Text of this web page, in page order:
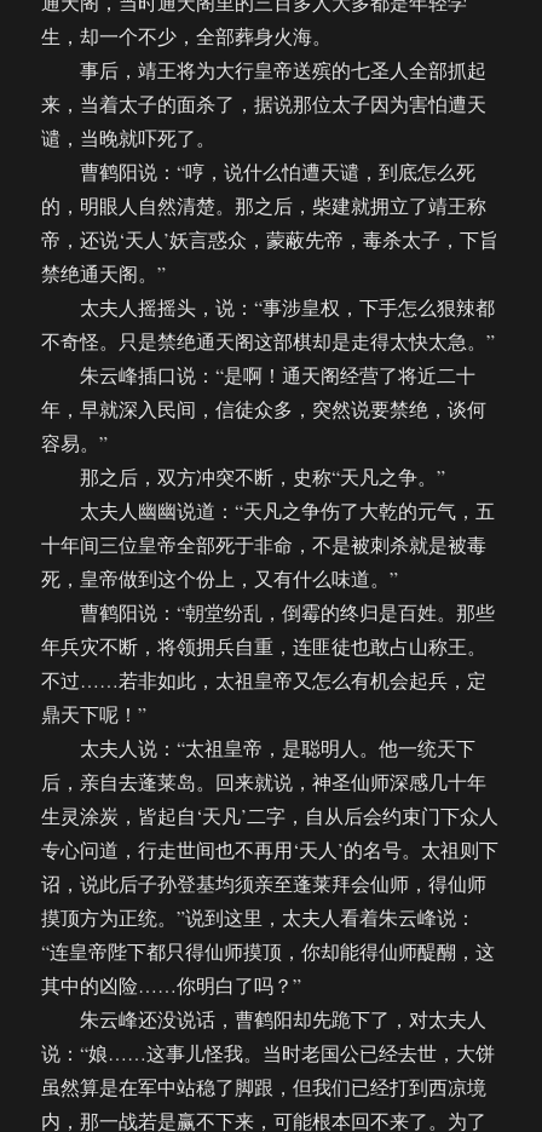
生，却一个不少，全部葬身火海。
事后，靖王将为大行皇帝送殡的七圣人全部抓起
来，当着太子的面杀了，据说那位太子因为害怕遭天
谴，当晚就吓死了。
曹鹤阳说：“哼，说什么怕遭天谴，到底怎么死
的，明眼人自然清楚。那之后，柴建就拥立了靖王称
帝，还说‘天人’妖言惑众，蒙蔽先帝，毒杀太子，下旨
禁绝通天阁。”
太夫人摇摇头，说：“事涉皇权，下手怎么狠辣都
不奇怪。只是禁绝通天阁这部棋却是走得太快太急。”
朱云峰插口说：“是啊！通天阁经营了将近二十
年，早就深入民间，信徒众多，突然说要禁绝，谈何
容易。”
那之后，双方冲突不断，史称“天凡之争。”
太夫人幽幽说道：“天凡之争伤了大乾的元气，五
十年间三位皇帝全部死于非命，不是被刺杀就是被毒
死，皇帝做到这个份上，又有什么味道。”
曹鹤阳说：“朝堂纷乱，倒霉的终归是百姓。那些
年兵灾不断，将领拥兵自重，连匪徒也敢占山称王。
不过……若非如此，太祖皇帝又怎么有机会起兵，定
鼎天下呢！”
太夫人说：“太祖皇帝，是聪明人。他一统天下
后，亲自去蓬莱岛。回来就说，神圣仙师深感几十年
生灵涂炭，皆起自‘天凡’二字，自从后会约束门下众人
专心问道，行走世间也不再用‘天人’的名号。太祖则下
诏，说此后子孙登基均须亲至蓬莱拜会仙师，得仙师
摸顶方为正统。”说到这里，太夫人看着朱云峰说：
“连皇帝陛下都只得仙师摸顶，你却能得仙师醍醐，这
其中的凶险……你明白了吗？”
朱云峰还没说话，曹鹤阳却先跪下了，对太夫人
说：“娘……这事儿怪我。当时老国公已经去世，大饼
虽然算是在军中站稳了脚跟，但我们已经打到西凉境
内，那一战若是赢不下来，可能根本回不来了。为了